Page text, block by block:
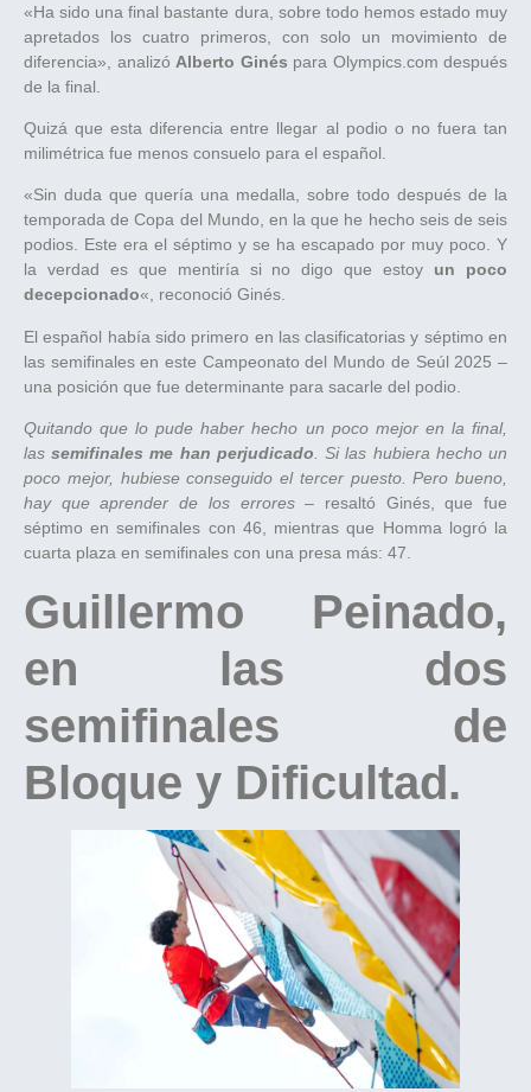
«Ha sido una final bastante dura, sobre todo hemos estado muy
apretados los cuatro primeros, con solo un movimiento de
diferencia», analizó Alberto Ginés para Olympics.com después
de la final.
Quizá que esta diferencia entre llegar al podio o no fuera tan
milimétrica fue menos consuelo para el español.
«Sin duda que quería una medalla, sobre todo después de la
temporada de Copa del Mundo, en la que he hecho seis de seis
podios. Este era el séptimo y se ha escapado por muy poco. Y
la verdad es que mentiría si no digo que estoy un poco
decepcionado«, reconoció Ginés.
El español había sido primero en las clasificatorias y séptimo en
las semifinales en este Campeonato del Mundo de Seúl 2025 –
una posición que fue determinante para sacarle del podio.
Quitando que lo pude haber hecho un poco mejor en la final,
lassemifinales me han perjudicado. Si las hubiera hecho un
poco mejor, hubiese conseguido el tercer puesto. Pero bueno,
hay que aprender de los errores– resaltó Ginés, que fue
séptimo en semifinales con 46, mientras que Homma logró la
cuarta plaza en semifinales con una presa más: 47.
Guillermo Peinado,
en las dos
semifinales de
Bloque y Dificultad.